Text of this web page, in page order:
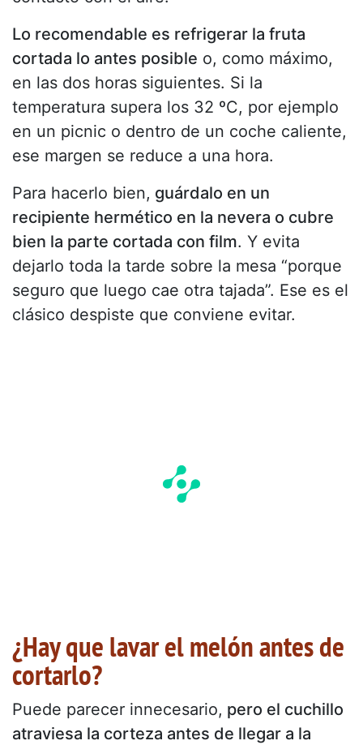
Lo recomendable es refrigerar la fruta
cortada lo antes posible o, como máximo,
en las dos horas siguientes. Si la
temperatura supera los 32 ºC, por ejemplo
en un picnic o dentro de un coche caliente,
ese margen se reduce a una hora.
Para hacerlo bien, guárdalo en un
recipiente hermético en la nevera o cubre
bien la parte cortada con film. Y evita
dejarlo toda la tarde sobre la mesa “porque
seguro que luego cae otra tajada”. Ese es el
clásico despiste que conviene evitar.
¿Hay que lavar el melón antes de
cortarlo?
Puede parecer innecesario, pero el cuchillo
atraviesa la corteza antes de llegar a la